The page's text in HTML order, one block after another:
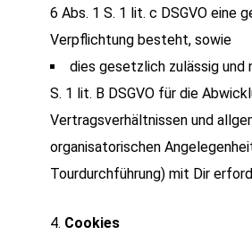
6 Abs. 1 S. 1 lit. c DSGVO eine
Verpflichtung besteht, sowie
dies gesetzlich zulässig und
S. 1 lit. B DSGVO für die
Vertragsverhältnissen und
organisatorischen
Tourdurchführung) mit Dir
Cookies